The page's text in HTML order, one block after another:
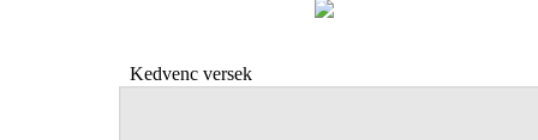
Kedvenc versek